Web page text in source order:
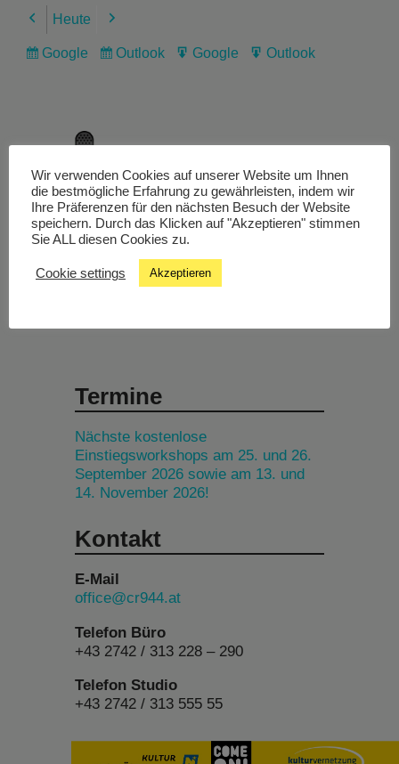
Previous
Heute Next
Subscribe
Google
Subscribe
Outlook
Export
Google
Export
Outlook
Livestream
Studiochat
Termine
Nächste kostenlose
Einstiegsworkshops am 25. und 26.
September 2026 sowie am 13. und
14. November 2026!
Kontakt
E-Mail
office@cr944.at
Telefon Büro
+43 2742 / 313 228 – 290
Telefon Studio
+43 2742 / 313 555 55
Wir verwenden Cookies auf unserer Website um Ihnen
die bestmögliche Erfahrung zu gewährleisten, indem wir
Ihre Präferenzen für den nächsten Besuch der Website
speichern. Durch das Klicken auf "Akzeptieren" stimmen
Sie ALL diesen Cookies zu.
Cookie settings Akzeptieren